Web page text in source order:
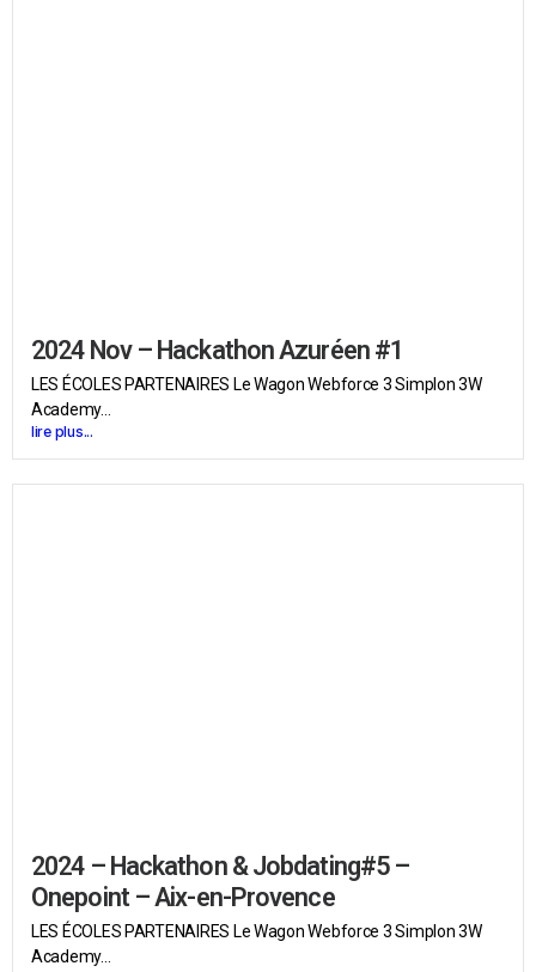
2024 Nov – Hackathon Azuréen #1
LES ÉCOLES PARTENAIRES Le Wagon Webforce 3 Simplon 3W
Academy...
lire plus...
2024 – Hackathon & Jobdating#5 –
Onepoint – Aix-en-Provence
LES ÉCOLES PARTENAIRES Le Wagon Webforce 3 Simplon 3W
Academy...